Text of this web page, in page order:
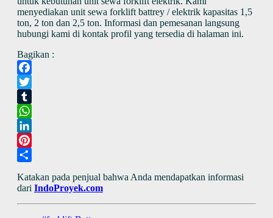
menyediakan unit sewa forklift battrey / elektrik kapasitas 1,5
ton, 2 ton dan 2,5 ton. Informasi dan pemesanan langsung
hubungi kami di kontak profil yang tersedia di halaman ini.
Bagikan :
Facebook
Twitter
Tumblr
WhatsApp
LinkedIn
Pinterest
Katakan pada penjual bahwa Anda mendapatkan informasi
dari IndoProyek.com